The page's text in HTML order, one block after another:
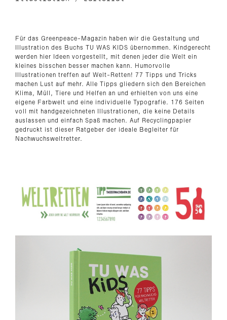
Für das Greenpeace-Magazin haben wir die Gestaltung und
Illustration des Buchs TU WAS KIDS übernommen. Kindgerecht
werden hier Ideen vorgestellt, mit denen jeder die Welt ein
kleines bisschen besser machen kann. Humorvolle
Illustrationen treffen auf Welt-Retten! 77 Tipps und Tricks
machen Lust auf mehr. Alle Tipps gliedern sich den Bereichen
Klima, Müll, Tiere und Helfen an und erhielten von uns eine
eigene Farbwelt und eine individuelle Typografie. 176 Seiten
voll mit handgezeichneten Illustrationen, die keine Details
auslassen und einfach Spaß machen. Auf Recyclingpapier
gedruckt ist dieser Ratgeber der ideale Begleiter für
Nachwuchsweltretter.